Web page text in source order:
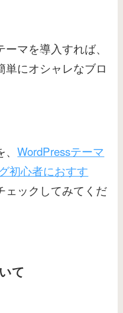
マを導入すれば、
単にオシャレなブロ
、WordPressテーマ
初心者におすす
ェックしてみてくだ
て